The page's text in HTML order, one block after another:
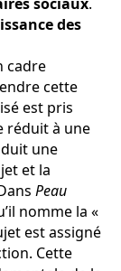
des
cadre
cette
est pris
réduit à une
une
et la
Peau
nomme la «
est assigné
Cette